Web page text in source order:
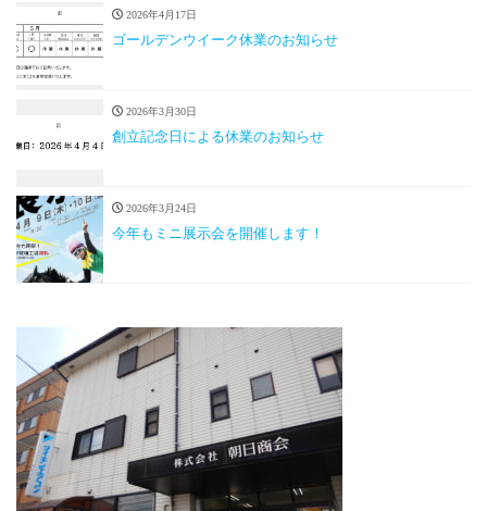
2026年4月17日
ゴールデンウイーク休業のお知らせ
2026年3月30日
創立記念日による休業のお知らせ
2026年3月24日
今年もミニ展示会を開催します！